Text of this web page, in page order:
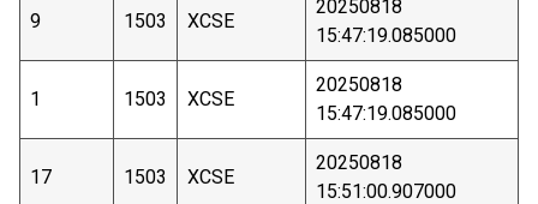
9 1503 XCSE
20250818
15:47:19.085000
1 1503 XCSE
20250818
15:47:19.085000
17 1503 XCSE
20250818
15:51:00.907000